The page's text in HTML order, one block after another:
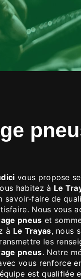
vous propose
habitez à Le
savoir-faire de
Nous vous
pneus et
à Le Trayas, nous
les
pneus. Notre
vous renforce
est qualifiée